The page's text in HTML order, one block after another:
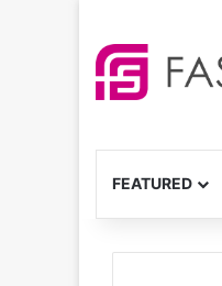
FEATURED